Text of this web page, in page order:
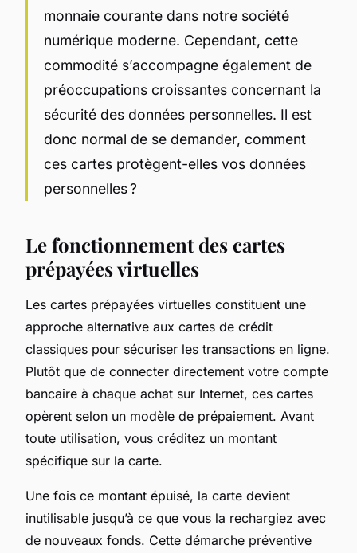
monnaie courante dans notre société
numérique moderne. Cependant, cette
commodité s’accompagne également de
préoccupations croissantes concernant la
sécurité des données personnelles. Il est
donc normal de se demander, comment
ces cartes protègent-elles vos données
personnelles ?
Le fonctionnement des cartes
prépayées virtuelles
Les cartes prépayées virtuelles constituent une
approche alternative aux cartes de crédit
classiques pour sécuriser les transactions en ligne.
Plutôt que de connecter directement votre compte
bancaire à chaque achat sur Internet, ces cartes
opèrent selon un modèle de prépaiement. Avant
toute utilisation, vous créditez un montant
spécifique sur la carte.
Une fois ce montant épuisé, la carte devient
inutilisable jusqu’à ce que vous la rechargiez avec
de nouveaux fonds. Cette démarche préventive